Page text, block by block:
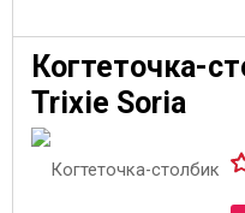
Когтеточка-
Trixie Soria